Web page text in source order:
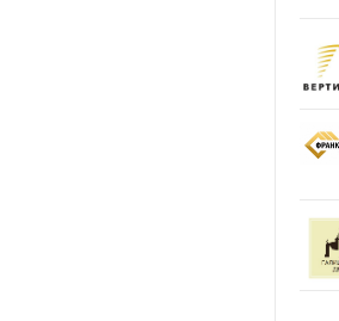
18:52